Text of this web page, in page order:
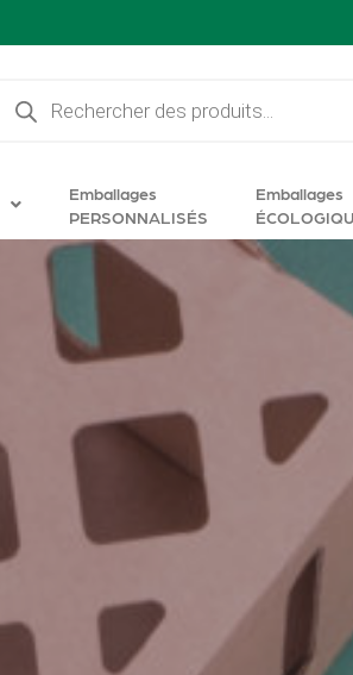
Emballages
PERSONNALISÉS
Emballages